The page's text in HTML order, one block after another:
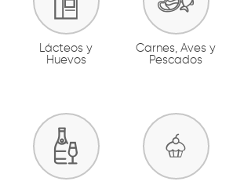
Lácteos y
Huevos
Carnes, Aves y
Pescados